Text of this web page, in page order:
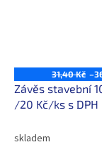
31,40 Kč
Závěs stavební 100*70*1,5
/20 Kč/ks s DPH
skladem